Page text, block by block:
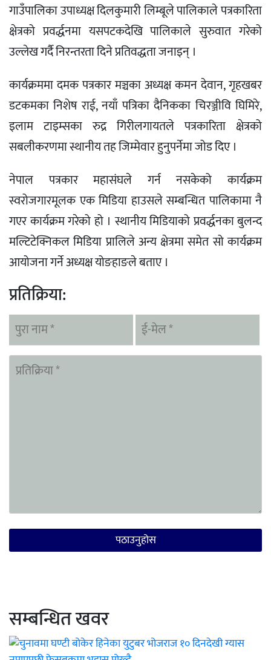
गाउँपालिका उपाध्यक्ष दिलकुमारी लिम्बूले पालिकाले पत्रकारिता
क्षेत्रको प्रवर्द्धनमा यसपटकदेखि पालिकाले सुरुवात गरेको
उल्लेख गर्दै निरन्तरता दिने प्रतिवद्धता जनाइन् ।
कार्यक्रममा दमक पत्रकार मञ्चका अध्यक्ष कमन देवान, गृहखबर
डटकमका निशेष राई, नयाँ पत्रिका दैनिकका चिरञ्जीवि घिमिरे,
इलाम टाइम्सका रुद्र गिरीलगायतले पत्रकारिता क्षेत्रको
सबलीकरणमा स्थानीय तह जिम्मेवार हुनुपर्नेमा जोड दिए ।
नेपाल पत्रकार महासंघले गर्न नसकेको कार्यक्रम
स्वरोजगारमूलक एक मिडिया हाउसले सम्बन्धित पालिकामा नै
गएर कार्यक्रम गरेको हो । स्थानीय मिडियाको प्रवर्द्धनका बुलन्द
मल्टिटेक्निकल मिडिया प्रालिले अन्य क्षेत्रमा समेत सो कार्यक्रम
आयोजना गर्ने अध्यक्ष योङहाङले बताए ।
प्रतिक्रिया:
सम्बन्धित खवर